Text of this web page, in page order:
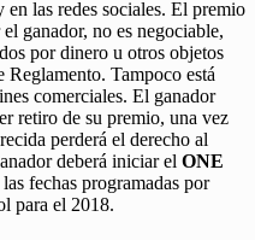
las redes sociales. El premio
ganador, no es negociable,
por dinero u otros objetos
Reglamento. Tampoco está
comerciales. El ganador
retiro de su premio, una vez
perderá el derecho al
deberá iniciar el ONE
fechas programadas por
para el 2018.